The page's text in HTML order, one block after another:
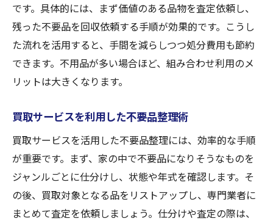
です。具体的には、まず価値のある品物を査定依頼し、
残った不要品を回収依頼する手順が効果的です。こうし
た流れを活用すると、手間を減らしつつ処分費用も節約
できます。不用品が多い場合ほど、組み合わせ利用のメ
リットは大きくなります。
買取サービスを利用した不要品整理術
買取サービスを活用した不要品整理には、効率的な手順
が重要です。まず、家の中で不要品になりそうなものを
ジャンルごとに仕分けし、状態や年式を確認します。そ
の後、買取対象となる品をリストアップし、専門業者に
まとめて査定を依頼しましょう。仕分けや査定の際は、